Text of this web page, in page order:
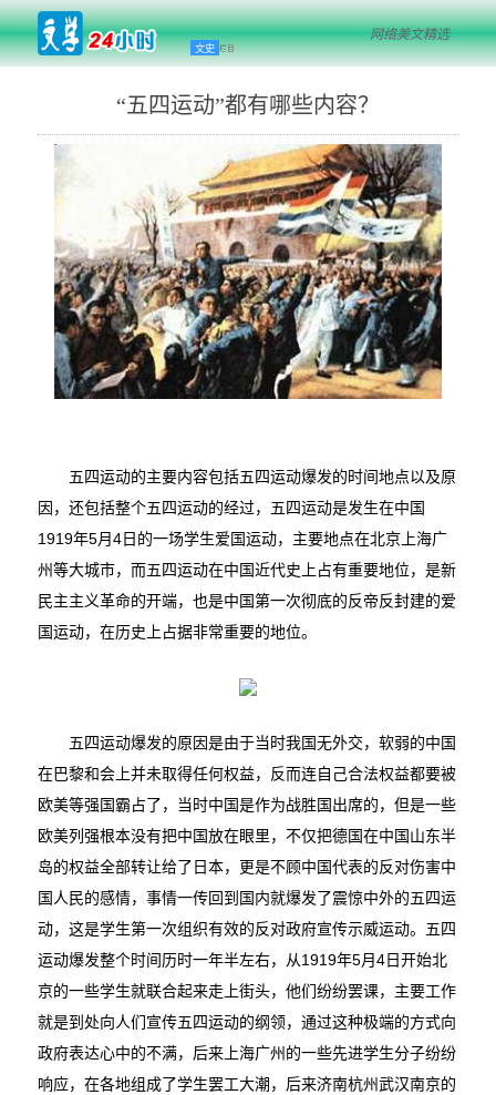
文史 栏目
网络美文精选
“五四运动”都有哪些内容？
五四运动的主要内容包括五四运动爆发的时间地点以及原
因，还包括整个五四运动的经过，五四运动是发生在中国
1919年5月4日的一场学生爱国运动，主要地点在北京上海广
州等大城市，而五四运动在中国近代史上占有重要地位，是新
民主主义革命的开端，也是中国第一次彻底的反帝反封建的爱
国运动，在历史上占据非常重要的地位。
五四运动爆发的原因是由于当时我国无外交，软弱的中国
在巴黎和会上并未取得任何权益，反而连自己合法权益都要被
欧美等强国霸占了，当时中国是作为战胜国出席的，但是一些
欧美列强根本没有把中国放在眼里，不仅把德国在中国山东半
岛的权益全部转让给了日本，更是不顾中国代表的反对伤害中
国人民的感情，事情一传回到国内就爆发了震惊中外的五四运
动，这是学生第一次组织有效的反对政府宣传示威运动。五四
运动爆发整个时间历时一年半左右，从1919年5月4日开始北
京的一些学生就联合起来走上街头，他们纷纷罢课，主要工作
就是到处向人们宣传五四运动的纲领，通过这种极端的方式向
政府表达心中的不满，后来上海广州的一些先进学生分子纷纷
响应，在各地组成了学生罢工大潮，后来济南杭州武汉南京的